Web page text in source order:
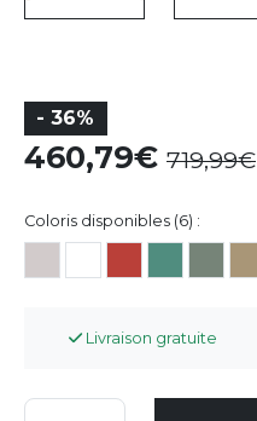
- 36%
460,79 719,99
Coloris disponibles (6) :
Livraison gratuite